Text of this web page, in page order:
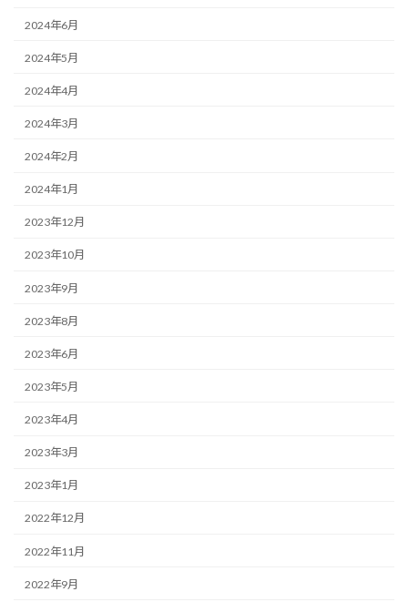
2024年6月
2024年5月
2024年4月
2024年3月
2024年2月
2024年1月
2023年12月
2023年10月
2023年9月
2023年8月
2023年6月
2023年5月
2023年4月
2023年3月
2023年1月
2022年12月
2022年11月
2022年9月